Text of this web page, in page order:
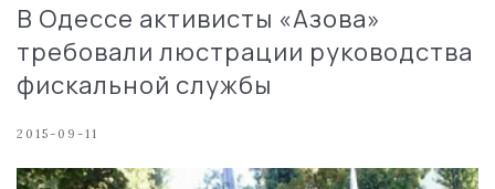
В Одессе активисты «Азова»
требовали люстрации руководства
фискальной службы
2015-09-11